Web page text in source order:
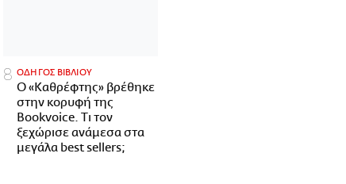
ΟΔΗΓΟΣ ΒΙΒΛΙΟΥ
Ο «Καθρέφτης» βρέθηκε
στην κορυφή της
Bookvoice. Τι τον
ξεχώρισε ανάμεσα στα
μεγάλα best sellers;